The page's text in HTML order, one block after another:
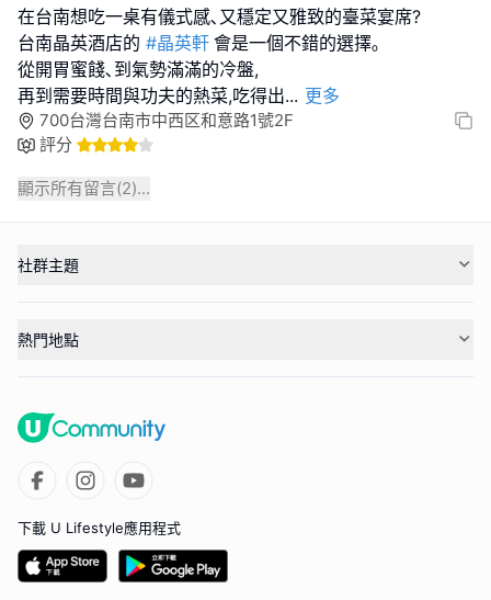
在台南想吃一桌有儀式感､又穩定又雅致的臺菜宴席?
台南晶英酒店的 #晶英軒 會是一個不錯的選擇｡
從開胃蜜餞､到氣勢滿滿的冷盤,
再到需要時間與功夫的熱菜,吃得出... 更多
700台灣台南市中西区和意路1號2F
評分
顯示所有留言(2)...
社群主題
熱門地點
下載 U Lifestyle應用程式